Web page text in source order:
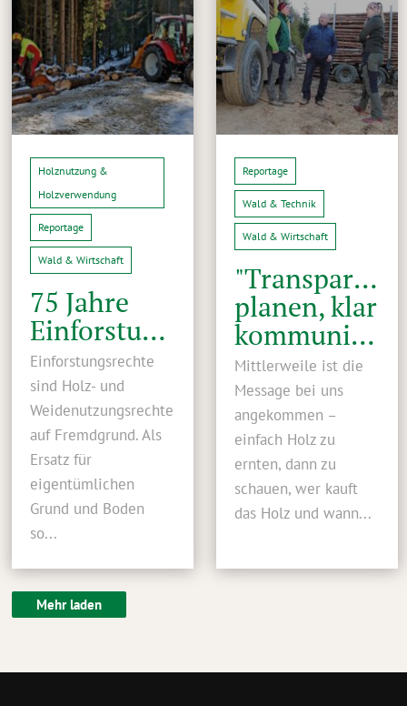
Holznutzung &
Holzverwendung
Reportage
Wald & Wirtschaft
75 Jahre
Einforstungsverband
Einforstungsrechte
sind Holz- und
Weidenutzungsrechte
auf Fremdgrund. Als
Ersatz für
eigentümlichen
Grund und Boden
so...
Reportage
Wald & Technik
Wald & Wirtschaft
"Transparent
planen, klar
kommunizieren"
Mittlerweile ist die
Message bei uns
angekommen –
einfach Holz zu
ernten, dann zu
schauen, wer kauft
das Holz und wann...
Mehr laden